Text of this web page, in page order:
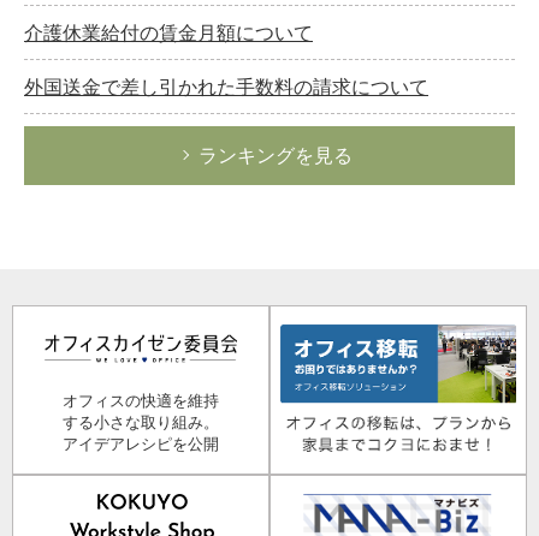
介護休業給付の賃金月額について
外国送金で差し引かれた手数料の請求について
ランキングを見る
オフィスの快適を維持
する小さな取り組み。
アイデアレシピを公開